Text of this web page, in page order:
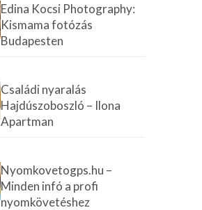
Edina Kocsi Photography:
Kismama fotózás
Budapesten
Családi nyaralás
Hajdúszoboszló – Ilona
Apartman
Nyomkovetogps.hu –
Minden infó a profi
nyomkövetéshez